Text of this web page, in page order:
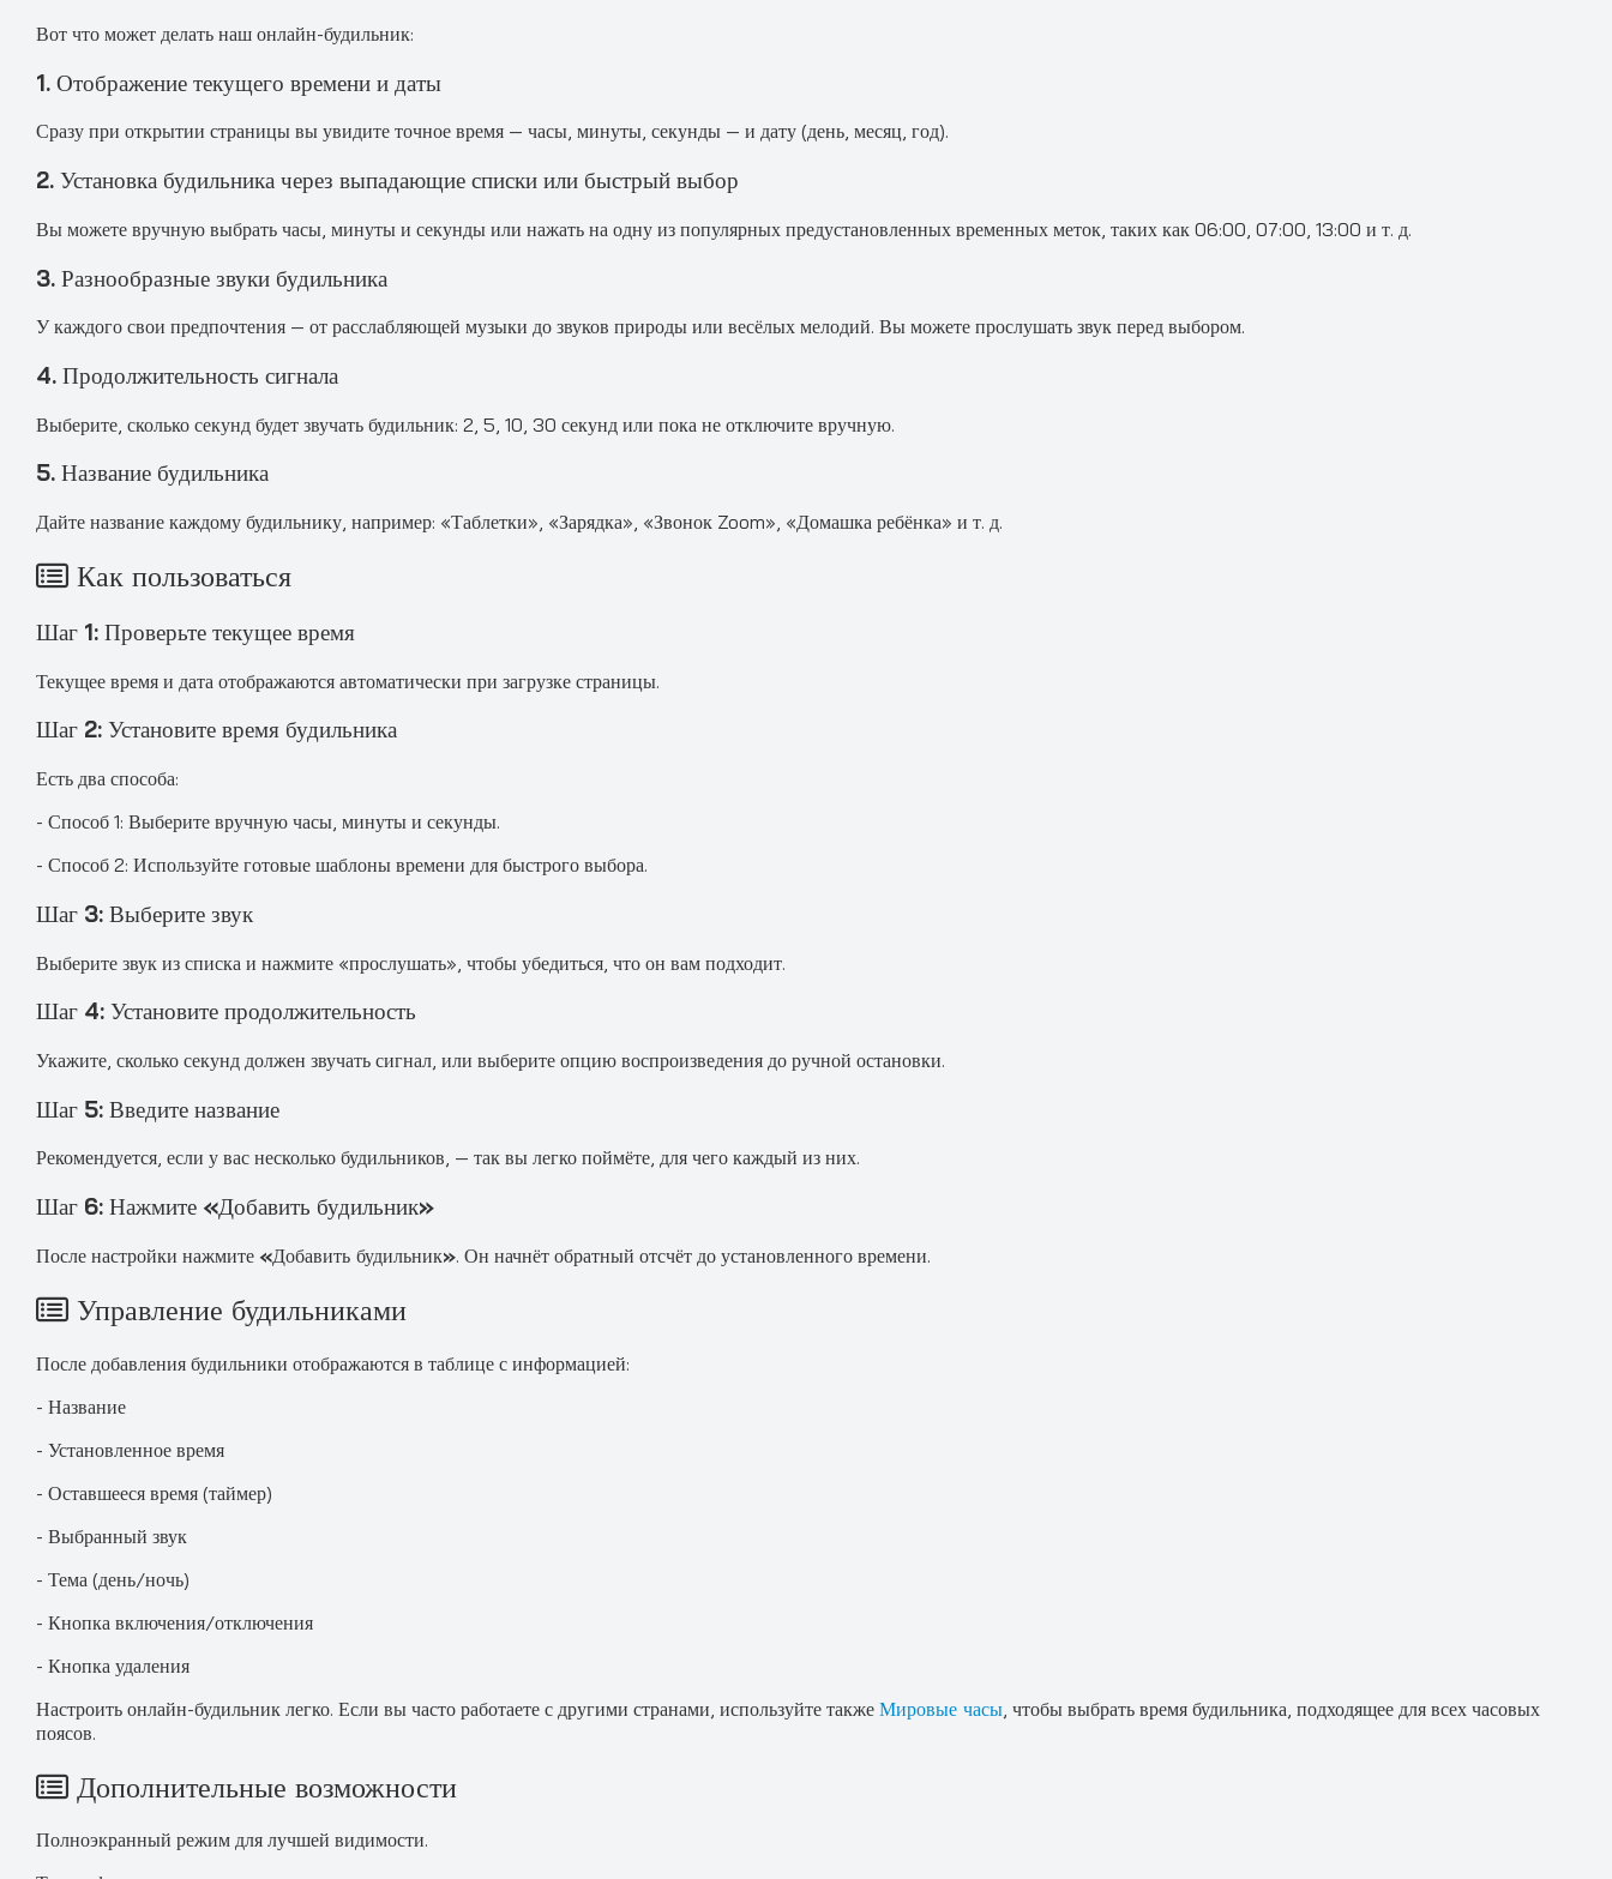
Вот что может делать наш онлайн-будильник:
1. Отображение текущего времени и даты
Сразу при открытии страницы вы увидите точное время — часы, минуты, секунды — и дату (день, месяц, год).
2. Установка будильника через выпадающие списки или быстрый выбор
Вы можете вручную выбрать часы, минуты и секунды или нажать на одну из популярных предустановленных временных меток, таких как 06:00, 07:00, 13:00 и т. д.
3. Разнообразные звуки будильника
У каждого свои предпочтения — от расслабляющей музыки до звуков природы или весёлых мелодий. Вы можете прослушать звук перед выбором.
4. Продолжительность сигнала
Выберите, сколько секунд будет звучать будильник: 2, 5, 10, 30 секунд или пока не отключите вручную.
5. Название будильника
Дайте название каждому будильнику, например: «Таблетки», «Зарядка», «Звонок Zoom», «Домашка ребёнка» и т. д.
Как пользоваться
Шаг 1: Проверьте текущее время
Текущее время и дата отображаются автоматически при загрузке страницы.
Шаг 2: Установите время будильника
Есть два способа:
- Способ 1: Выберите вручную часы, минуты и секунды.
- Способ 2: Используйте готовые шаблоны времени для быстрого выбора.
Шаг 3: Выберите звук
Выберите звук из списка и нажмите «прослушать», чтобы убедиться, что он вам подходит.
Шаг 4: Установите продолжительность
Укажите, сколько секунд должен звучать сигнал, или выберите опцию воспроизведения до ручной остановки.
Шаг 5: Введите название
Рекомендуется, если у вас несколько будильников, — так вы легко поймёте, для чего каждый из них.
Шаг 6: Нажмите «Добавить будильник»
После настройки нажмите «Добавить будильник». Он начнёт обратный отсчёт до установленного времени.
Управление будильниками
После добавления будильники отображаются в таблице с информацией:
- Название
- Установленное время
- Оставшееся время (таймер)
- Выбранный звук
- Тема (день/ночь)
- Кнопка включения/отключения
- Кнопка удаления
Настроить онлайн-будильник легко. Если вы часто работаете с другими странами, используйте также Мировые часы , чтобы выбрать время будильника, подходящее для всех часовых
поясов.
Дополнительные возможности
Полноэкранный режим для лучшей видимости.